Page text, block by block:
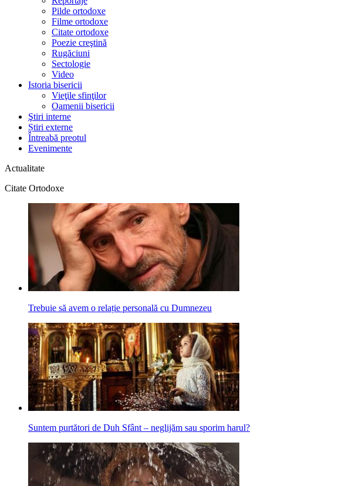
Pilde ortodoxe
Filme ortodoxe
Citate ortodoxe
Poezie creştină
Rugăciuni
Sectologie
Video
Istoria bisericii
Vieţile sfinţilor
Oamenii bisericii
Ştiri interne
Știri externe
Întreabă preotul
Evenimente
Actualitate
Citate Ortodoxe
Trebuie să avem o relație personală cu Dumnezeu
Suntem purtători de Duh Sfânt – neglijăm sau sporim harul?